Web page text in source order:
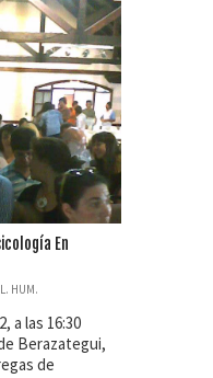
En
HUM.
a las 16:30
Berazategui,
de